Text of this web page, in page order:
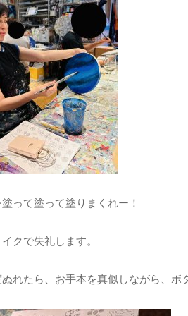
って塗って塗りまくれー！
クで失礼します。
れたら、お手本を真似しながら、ボ